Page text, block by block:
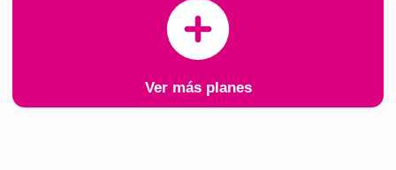
Ver más planes